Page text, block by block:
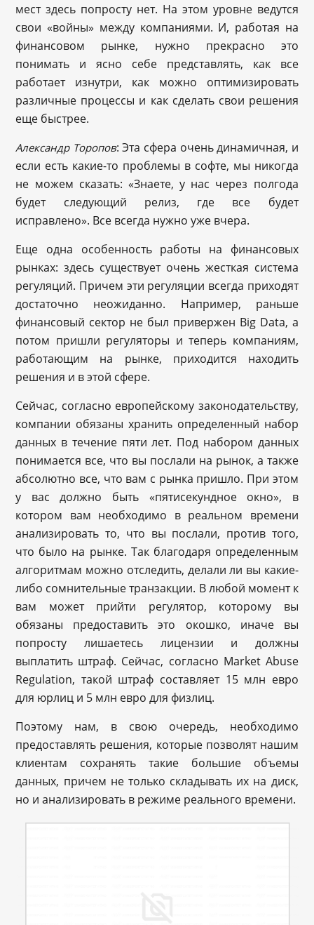
мест здесь попросту нет. На этом уровне ведутся
свои «войны» между компаниями. И, работая на
финансовом рынке, нужно прекрасно это
понимать и ясно себе представлять, как все
работает изнутри, как можно оптимизировать
различные процессы и как сделать свои решения
еще быстрее.
Александр Торопов: Эта сфера очень динамичная, и
если есть какие-то проблемы в софте, мы никогда
не можем сказать: «Знаете, у нас через полгода
будет следующий релиз, где все будет
исправлено». Все всегда нужно уже вчера.
Еще одна особенность работы на финансовых
рынках: здесь существует очень жесткая система
регуляций. Причем эти регуляции всегда приходят
достаточно неожиданно. Например, раньше
финансовый сектор не был привержен Big Data, а
потом пришли регуляторы и теперь компаниям,
работающим на рынке, приходится находить
решения и в этой сфере.
Сейчас, согласно европейскому законодательству,
компании обязаны хранить определенный набор
данных в течение пяти лет. Под набором данных
понимается все, что вы послали на рынок, а также
абсолютно все, что вам с рынка пришло. При этом
у вас должно быть «пятисекундное окно», в
котором вам необходимо в реальном времени
анализировать то, что вы послали, против того,
что было на рынке. Так благодаря определенным
алгоритмам можно отследить, делали ли вы какие-
либо сомнительные транзакции. В любой момент к
вам может прийти регулятор, которому вы
обязаны предоставить это окошко, иначе вы
попросту лишаетесь лицензии и должны
выплатить штраф. Сейчас, согласно Market Abuse
Regulation, такой штраф составляет 15 млн евро
для юрлиц и 5 млн евро для физлиц.
Поэтому нам, в свою очередь, необходимо
предоставлять решения, которые позволят нашим
клиентам сохранять такие большие объемы
данных, причем не только складывать их на диск,
но и анализировать в режиме реального времени.